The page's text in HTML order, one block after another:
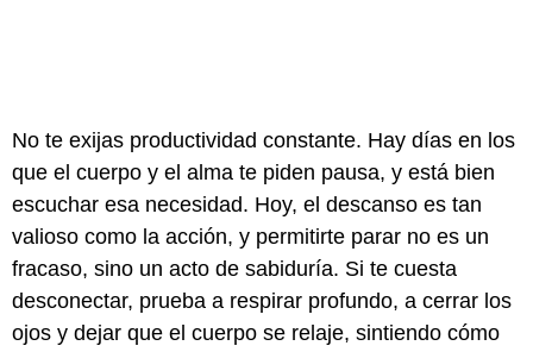
No te exijas productividad constante. Hay días en los
que el cuerpo y el alma te piden pausa, y está bien
escuchar esa necesidad. Hoy, el descanso es tan
valioso como la acción, y permitirte parar no es un
fracaso, sino un acto de sabiduría. Si te cuesta
desconectar, prueba a respirar profundo, a cerrar los
ojos y dejar que el cuerpo se relaje, sintiendo cómo